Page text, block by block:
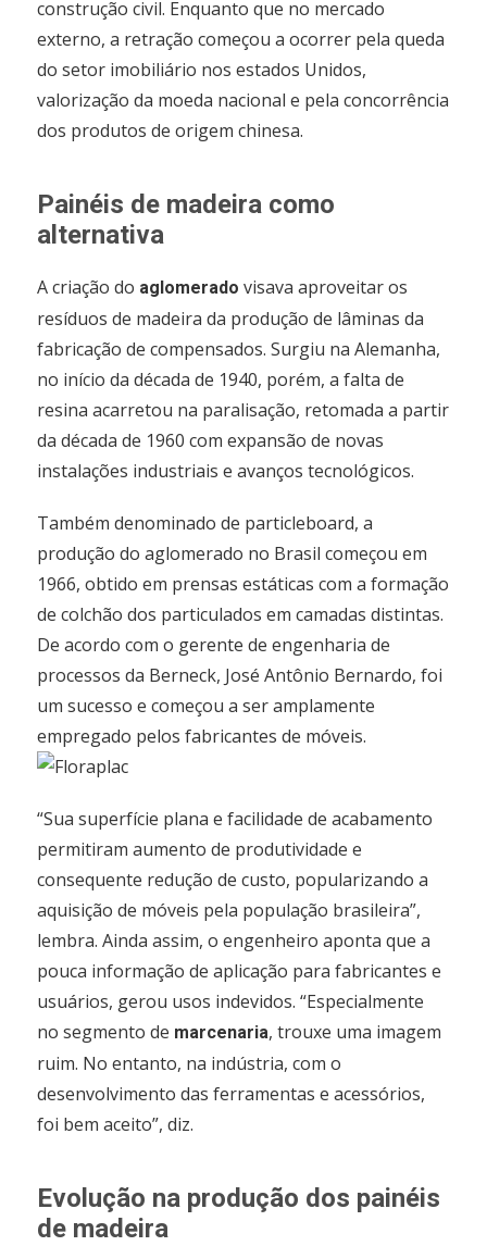
construção civil. Enquanto que no mercado
externo, a retração começou a ocorrer pela queda
do setor imobiliário nos estados Unidos,
valorização da moeda nacional e pela concorrência
dos produtos de origem chinesa.
Painéis de madeira como
alternativa
A criação do aglomerado visava aproveitar os
resíduos de madeira da produção de lâminas da
fabricação de compensados. Surgiu na Alemanha,
no início da década de 1940, porém, a falta de
resina acarretou na paralisação, retomada a partir
da década de 1960 com expansão de novas
instalações industriais e avanços tecnológicos.
Também denominado de particleboard, a
produção do aglomerado no Brasil começou em
1966, obtido em prensas estáticas com a formação
de colchão dos particulados em camadas distintas.
De acordo com o gerente de engenharia de
processos da Berneck, José Antônio Bernardo, foi
um sucesso e começou a ser amplamente
empregado pelos fabricantes de móveis.
“Sua superfície plana e facilidade de acabamento
permitiram aumento de produtividade e
consequente redução de custo, popularizando a
aquisição de móveis pela população brasileira”,
lembra. Ainda assim, o engenheiro aponta que a
pouca informação de aplicação para fabricantes e
usuários, gerou usos indevidos. “Especialmente
no segmento de marcenaria, trouxe uma imagem
ruim. No entanto, na indústria, com o
desenvolvimento das ferramentas e acessórios,
foi bem aceito”, diz.
Evolução na produção dos painéis
de madeira